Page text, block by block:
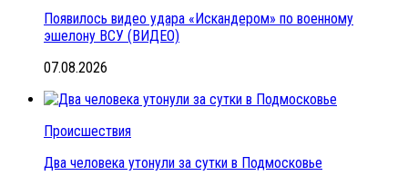
Появилось видео удара «Искандером» по военному
эшелону ВСУ (ВИДЕО)
07.08.2026
Происшествия
Два человека утонули за сутки в Подмосковье